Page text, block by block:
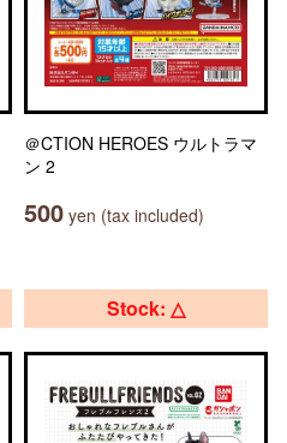
＠CTION HEROES ウルトラマ
ン 2
500 yen (tax included)
Stock: △